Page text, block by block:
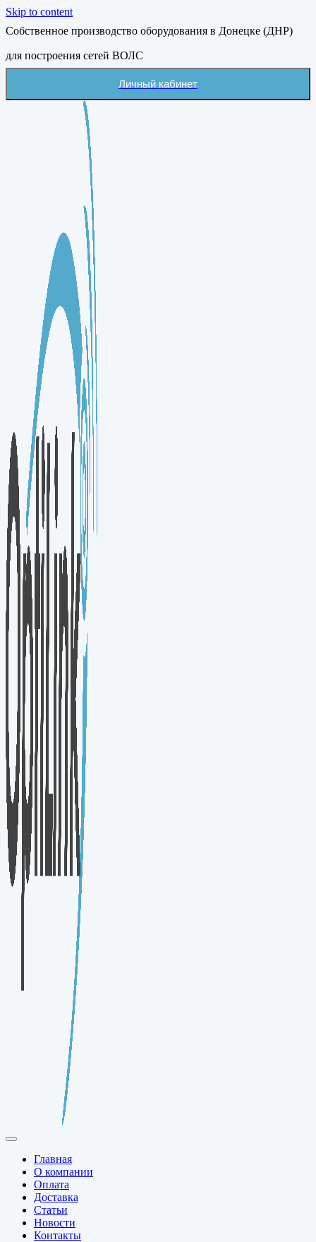
Skip to content
Собственное производство оборудования в Донецке (ДНР)
для построения сетей ВОЛС
Личный кабинет
Главная
О компании
Оплата
Доставка
Статьи
Новости
Контакты